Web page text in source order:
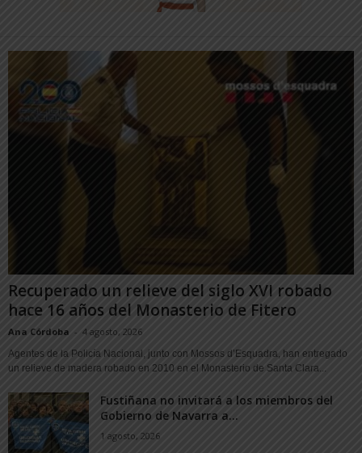
Recuperado un relieve del siglo XVI robado
hace 16 años del Monasterio de Fitero
Ana Córdoba - 4 agosto, 2026
Agentes de la Policía Nacional, junto con Mossos d’Esquadra, han entregado
un relieve de madera robado en 2010 en el Monasterio de Santa Clara...
Fustiñana no invitará a los miembros del
Gobierno de Navarra a...
1 agosto, 2026